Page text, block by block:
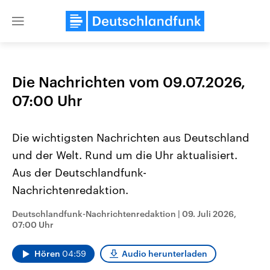
Close
Landtagswahl Sachsen-Anhalt
2026
Alle Informationen
September 2026 einen neuen
Landtag. Seit 2021 wird das
USA
Aktuelle Beiträge,
gehören die Vereinigten
den mächtigsten Ländern
Die Nachrichten vom 09.07.2026,
07:00 Uhr
Die wichtigsten Nachrichten aus Deutschland
und der Welt. Rund um die Uhr aktualisiert.
Aus der Deutschlandfunk-
Nachrichtenredaktion.
Deutschlandfunk-Nachrichtenredaktion | 09. Juli 2026,
07:00 Uhr
Hören 04:59 Audio herunterladen